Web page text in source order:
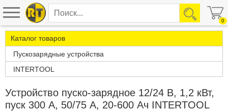
0
Каталог товаров
Пускозарядные устройства
INTERTOOL
Устройство пуско-зарядное 12/24 В, 1,2 кВт,
пуск 300 А, 50/75 А, 20-600 Ач INTERTOOL